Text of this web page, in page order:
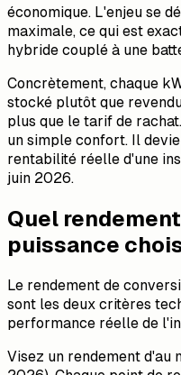
économique. L'enjeu se
maximale, ce qui est
hybride couplé à une
Concrètement, chaque
stocké plutôt que
plus que le tarif de
un simple confort. Il
rentabilité réelle d'une
juin 2026.
Quel
puissance
Le rendement de
sont les deux critères
performance réelle de
Visez un rendement d'au